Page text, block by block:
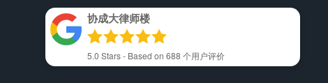
协成大律师楼
5.0 Stars - Based on 688 个用户评价